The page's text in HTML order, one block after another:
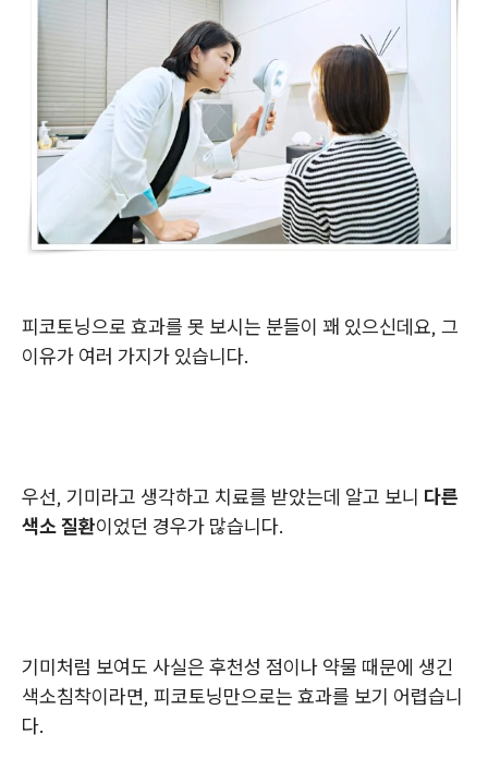
피코토닝으로 효과를 못 보시는 분들이 꽤 있으신데요, 그
이유가 여러 가지가 있습니다.
우선, 기미라고 생각하고 치료를 받았는데 알고 보니 다른
색소 질환이었던 경우가 많습니다.
기미처럼 보여도 사실은 후천성 점이나 약물 때문에 생긴
색소침착이라면, 피코토닝만으로는 효과를 보기 어렵습니
다.